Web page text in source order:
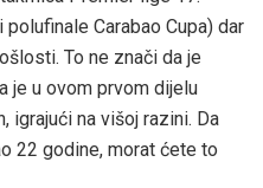
Carabao Cupa) dar
To ne znači da je
je u ovom prvom dijelu
igrajući na višoj razini. Da
22 godine, morat ćete to